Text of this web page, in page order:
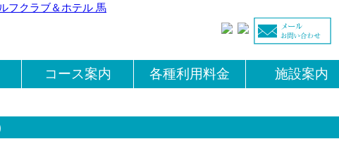
森 ゴルフクラブ＆ホテル 馬頭
にある、丘陵を活かした国際標準のゴルフコース、
コース案内 各種利用料金 施設案内